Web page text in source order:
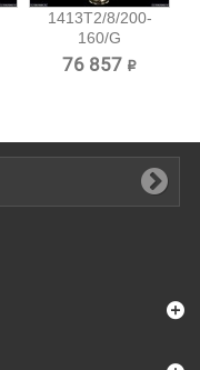
1413T2/8/200-
160/G
Хрустальный
76 857 ₽